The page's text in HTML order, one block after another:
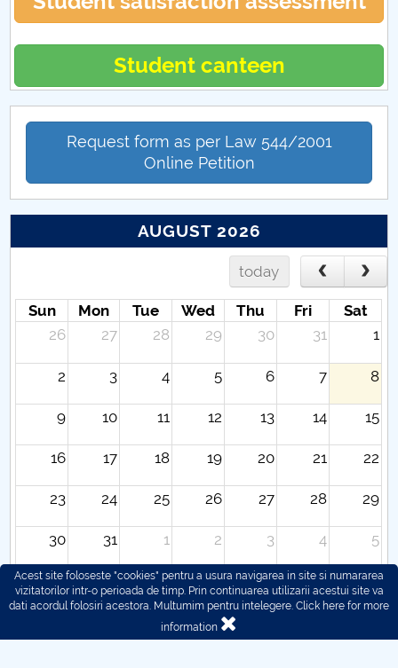
Student canteen
Request form as per Law 544/2001
Online Petition
AUGUST 2026
today
Sun Mon Tue Wed Thu Fri
Sat
26
27 28 29 30 31 1
2 3 4 5 6 7 8
9 10 11 12 13 14 15
16 17 18 19 20 21 22
23 24 25 26 27 28 29
30 31 1 2 3 4 5
Acest site foloseste "cookies" pentru a usura navigarea in site si numararea
vizitatorilor intr-o perioada de timp. Prin continuarea utilizarii acestui site va
dati acordul folosiri acestora. Multumim pentru intelegere. Click here for more
information